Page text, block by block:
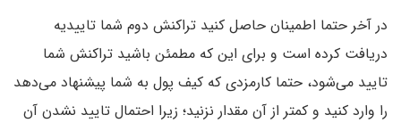
در آخر حتما اطمینان حاصل کنید تراکنش دوم شما تاییدیه
دریافت کرده است و برای این که مطمئن باشید تراکنش شما
تایید می‌شود، حتما کارمزدی که کیف پول به شما پیشنهاد می‌دهد
را وارد کنید و کمتر از آن مقدار نزنید؛ زیرا احتمال تایید نشدن آن